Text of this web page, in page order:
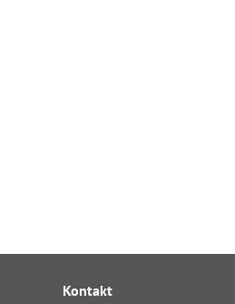
Kontakt